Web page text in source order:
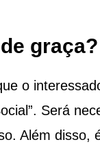
graça?
o
Será
Além disso,